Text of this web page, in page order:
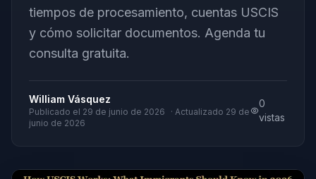
tiempos de procesamiento, cuentas USCIS
y cómo solicitar documentos. Agenda tu
consulta gratuita.
William Vásquez
Publicado el 29 de junio de 2026 · Actualizado 29 de
junio de 2026
0
vistas